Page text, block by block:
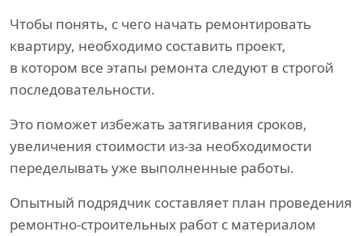
Чтобы понять, с чего начать ремонтировать
квартиру, необходимо составить проект,
в котором все этапы ремонта следуют в строгой
последовательности.
Это поможет избежать затягивания сроков,
увеличения стоимости из-за необходимости
переделывать уже выполненные работы.
Опытный подрядчик составляет план проведения
ремонтно-строительных работ с материалом